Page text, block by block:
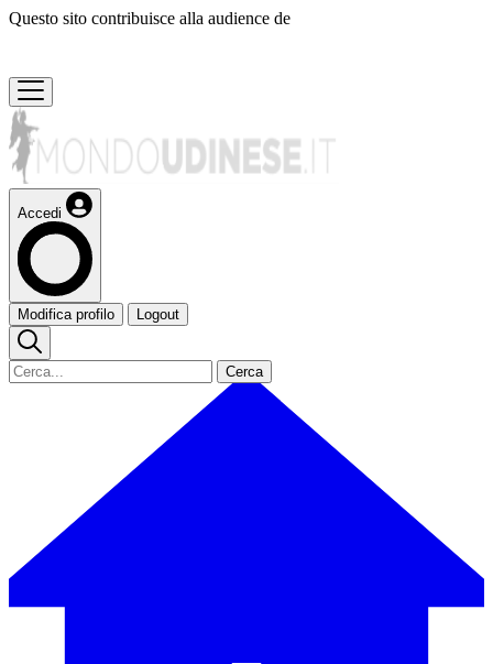
Questo sito contribuisce alla audience de
Accedi
Modifica profilo Logout
Cerca